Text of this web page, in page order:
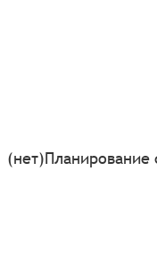
(нет)Планирование